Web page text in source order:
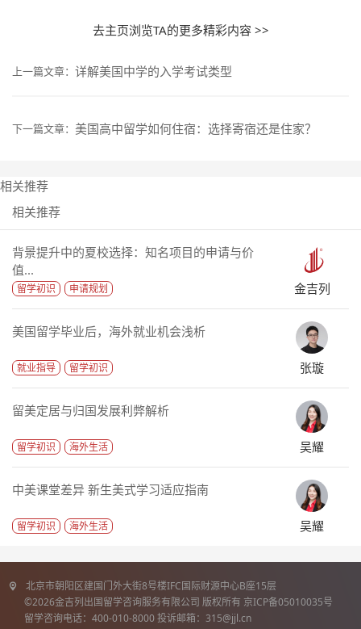
去主页浏览TA的更多精彩内容 >>
上一篇文章： 详解美国中学的入学考试类型
下一篇文章： 美国高中留学如何住宿：选择寄宿还是住家？
相关推荐
相关推荐
背景提升中的夏校选择：知名项目的申请与价
值...
留学初识 申请规划 金吉列
美国留学毕业后，海外就业机会浅析
就业指导 留学初识 张璇
留美定居与归国发展利弊解析
留学初识 海外生活 吴耀
中美课堂差异 新生美式学习适应指南
留学初识 海外生活 吴耀
北京市朝阳区建国门外大街8号楼IFC国际财源中心B座15层
©2026金吉列出国留学咨询服务有限公司 版权所有 京ICP备05010035号
留学咨询电话：400-010-8000 投诉邮箱：315@jjl.cn